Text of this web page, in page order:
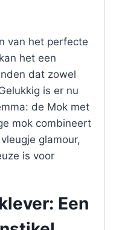
van het perfecte
het een
dat zowel
is er nu
de Mok met
mok combineert
glamour,
is voor
Een